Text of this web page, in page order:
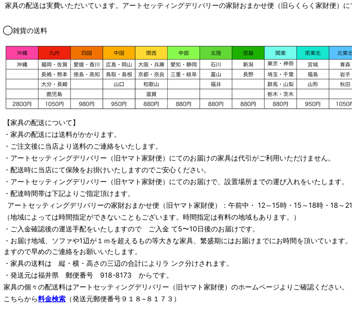
家具の配送は実費いただいています。アートセッティングデリバリーの家財おまかせ便（旧らくらく家財便）
◯雑貨の送料
【家具の配送について】
・家具の配送には送料がかかります。
・ご注文後に当店より送料のご連絡をいたします。
・ アートセッティングデリバリー （旧ヤマト家財便） にてのお届けの家具は代引がご利用いただけません。
・配送時に当店にて保険をお掛けいたしますのでご安心ください。
・ アートセッティングデリバリー （旧ヤマト家財便） にてのお届けで、設置場所までの運び入れをいたします。
・配達時間帯は下記よりご指定頂けます。
アートセッティングデリバリーの家財おまかせ便 （旧ヤマト家財便）：午前中・ 12～15時・15～18時・18～
（地域によっては時間指定ができないこともございます。時間指定は有料の地域もあります。）
・ご入金確認後の運送手配をいたしますので ご入金 て5〜10日後のお届けです。
・お届け地域、ソファや1辺が１ｍを超えるもの等大きな家具、繁盛期にはお届けまでにお時間を頂いています
ますので早めのご連絡をお願いいたします。
・家具の送料は 縦・横・高さの三辺の合計によりラ ンク分けされます。
・発送元は福井県 郵便番号 918-8173 からです。
家具の個々の配送料はアートセッティングデリバリー （旧ヤマト家財便） のホームページよりご確認ください。
こちらから料金検索 （発送元郵便番号９１８−８１７３）